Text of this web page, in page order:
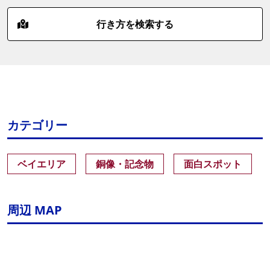
行き方を検索する
カテゴリー
ベイエリア 銅像・記念物 面白スポット
周辺 MAP